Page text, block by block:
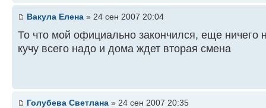
Вакула Елена » 24 сен 2007 20:04
То что мой официально закончился, еще ничего
кучу всего надо и дома ждет вторая смена
Голубева Светлана » 24 сен 2007 20:35